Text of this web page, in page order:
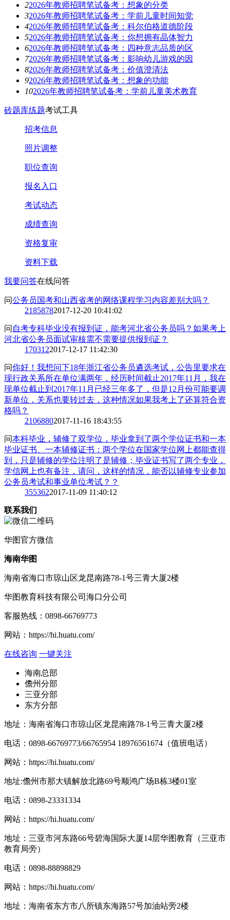
22026年教师招聘笔试备考：想象的分类
32026年教师招聘笔试备考：学前儿童时间知觉
42026年教师招聘笔试备考：科尔伯格道德阶段
52026年教师招聘笔试备考：你想拥有晶体智力
62026年教师招聘笔试备考：四种意志品质的区
72026年教师招聘笔试备考：影响幼儿游戏的因
82026年教师招聘笔试备考：价值澄清法
92026年教师招聘笔试备考：想象的功能
102026年教师招聘笔试备考：学前儿童美术教育
砖题库练题考试工具
招考信息
照片调整
职位查询
报名入口
考试动态
成绩查询
资格复审
资料下载
我要问答在线问答
问公务员国考和山西省考的网络课程学习内容差别大吗？
21858782017-12-20 10:41:02
问 自考专科毕业没有报到证，能考河北省公务员吗？如果考上
河北省公务员面试审核需不需要提供报到证？
1 703122017-12-17 11:42:30
问你好！我想问下18年浙江省公务员遴选考试，公告里要求在
现行政关系所在单位满两年，经历时间截止2017年11月，我在
现单位截止到2017年11月已经三年多了，但是12月份可能要调
新单位，关系也要转过去，这种情况如果我考上了还算符合资
格吗？
21068802017-11-16 18:43:55
问本科毕业，辅修了双学位，毕业拿到了两个学位证书和一本
毕业证书、一本辅修证书：两个学位在国家学位网上都能查得
到，只是辅修的学位注明了是辅修；毕业证书写了两个专业，
学信网上也有备注，请问，这样的情况，能否以辅修专业参加
公务员考试和事业单位考试？？
3553622017-11-09 11:40:12
联系我们
华图官方微信
海南华图
海南省海口市琼山区龙昆南路78-1号三青大厦2楼
华图教育科技有限公司海口分公司
客服热线： 0898-66769773
网站： https://hi.huatu.com/
在线咨询 一键关注
海南总部
儋州分部
三亚分部
东方分部
地址：海南省海口市琼山区龙昆南路78-1号三青大厦2楼
电话：0898-66769773/66765954 18976561674（值班电话）
网站： https://hi.huatu.com/
地址:儋州市那大镇解放北路69号顺鸿广场B栋3楼01室
电话：0898-23331334
网站： https://hi.huatu.com/
地址：三亚市河东路66号碧海国际大厦14层华图教育（三亚市
教育局旁）
电话：0898-88898829
网站： https://hi.huatu.com/
地址：海南省东方市八所镇东海路57号加油站旁2楼